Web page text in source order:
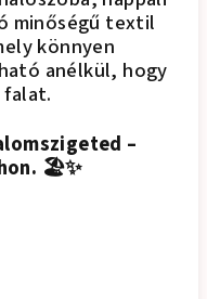
minőségű textil
könnyen
anélkül, hogy
falat.
–
🏖✨